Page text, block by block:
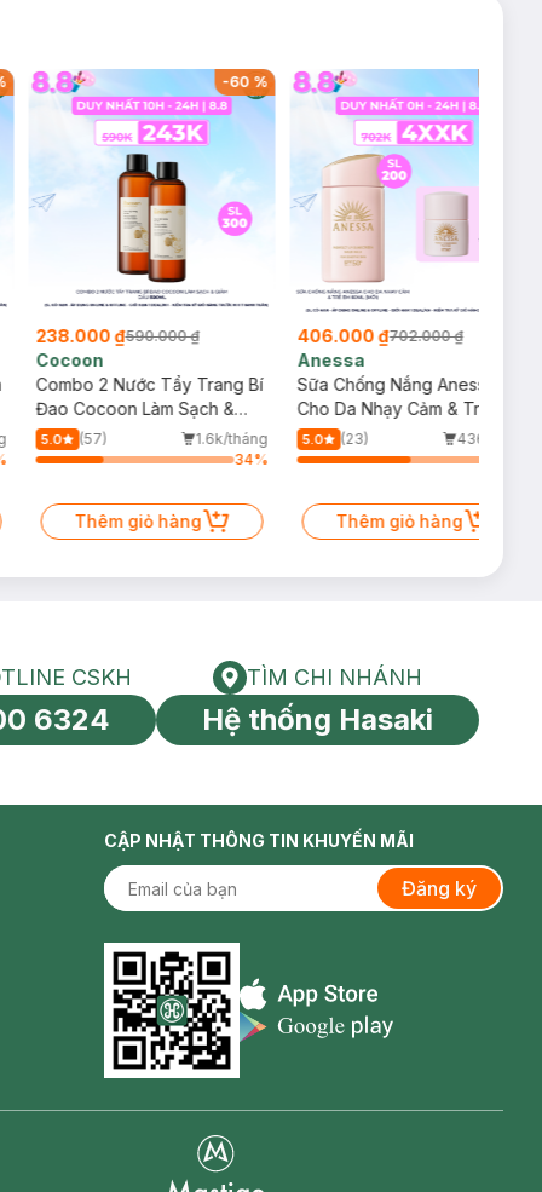
-60 %
238.000 ₫590.000 ₫
Cocoon
Combo 2 Nước Tẩy Trang Bí
Đao Cocoon Làm Sạch &
Giảm Dầu 500ml
5.0 (57)
1.6k/tháng
34%
Thêm giỏ hàng
406.000 ₫702.000 ₫
Anessa
Sữa Chống Nắng Anessa
Cho Da Nhạy Cảm & Trẻ Em
60ml (Mới)
5.0 (23)
436/tháng
Thêm giỏ hàng
toàn cầu
HOTLINE CSKH
CSKH
6324
Tìm chi nhánh
TÌM CHI NHÁNH
Hệ thống Hasaki
CẬP NHẬT THÔNG TIN KHUYẾN MÃI
Đăng ký
Appstore icon